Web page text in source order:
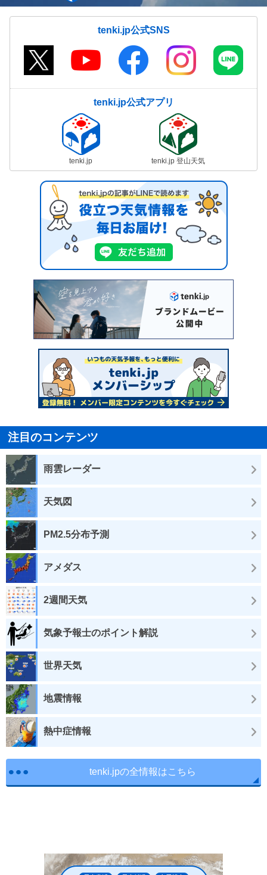
tenki.jp公式SNS
tenki.jp公式アプリ
tenki.jp tenki.jp 登山天気
注目のコンテンツ
雨雲レーダー
天気図
PM2.5分布予測
アメダス
2週間天気
気象予報士のポイント解説
世界天気
地震情報
熱中症情報
tenki.jpの全情報はこちら